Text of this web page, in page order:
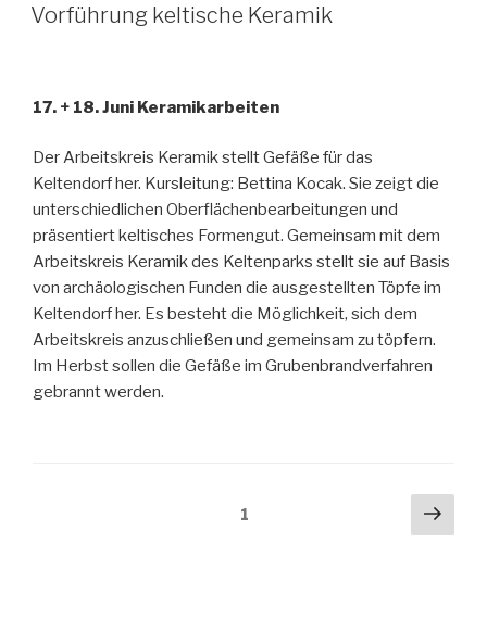
Vorführung keltische Keramik
17. + 18. Juni Keramikarbeiten
Der Arbeitskreis Keramik stellt Gefäße für das
Keltendorf her. Kursleitung: Bettina Kocak. Sie zeigt die
unterschiedlichen Oberflächenbearbeitungen und
präsentiert keltisches Formengut. Gemeinsam mit dem
Arbeitskreis Keramik des Keltenparks stellt sie auf Basis
von archäologischen Funden die ausgestellten Töpfe im
Keltendorf her. Es besteht die Möglichkeit, sich dem
Arbeitskreis anzuschließen und gemeinsam zu töpfern.
Im Herbst sollen die Gefäße im Grubenbrandverfahren
gebrannt werden.
1